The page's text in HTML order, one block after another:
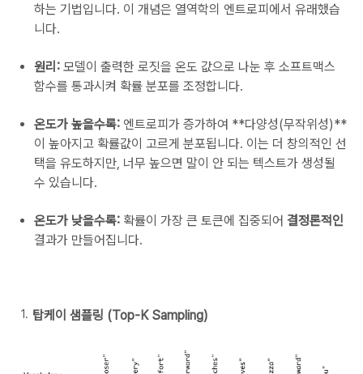
하는 기법입니다. 이 개념은 열역학의 엔트로피에서 유래했습
니다.
원리: 모델이 출력한 로짓을 온도 값으로 나눈 후 소프트맥스
함수를 통과시켜 확률 분포를 조정합니다.
온도가 높을수록: 엔트로피가 증가하여 **다양성(무작위성)**
이 높아지고 확률값이 고르게 분포됩니다. 이는 더 창의적인 선
택을 유도하지만, 너무 높으면 말이 안 되는 텍스트가 생성될
수 있습니다.
온도가 낮을수록: 확률이 가장 큰 토큰에 집중되어 결정론적인
결과가 만들어집니다.
탑케이 샘플링 (Top-K Sampling)